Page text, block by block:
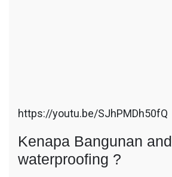
https://youtu.be/SJhPMDh50fQ
Kenapa Bangunan
waterproofing ?